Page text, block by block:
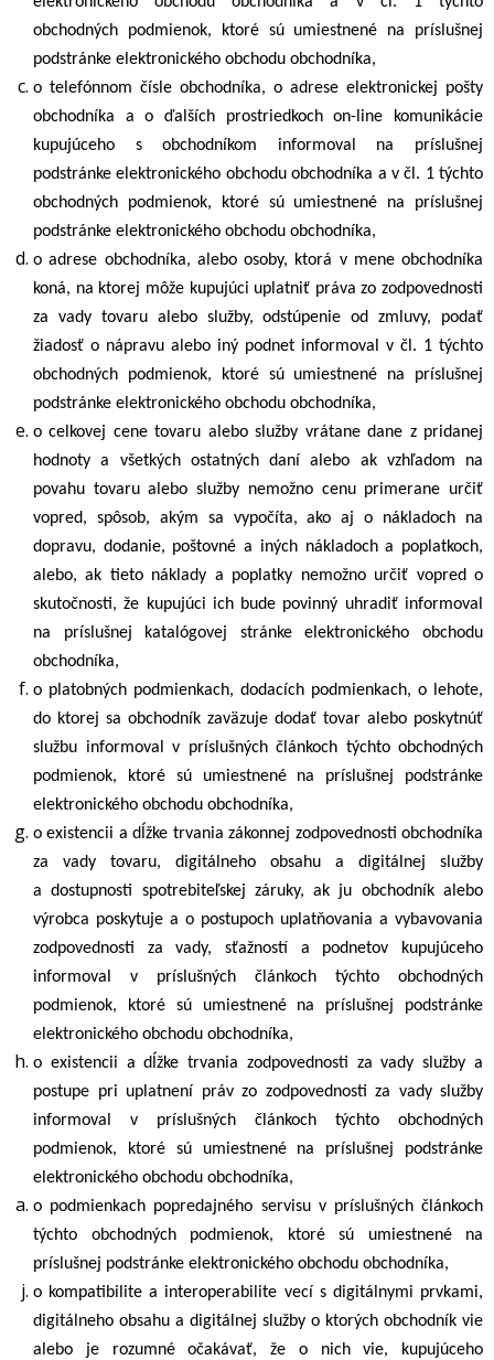
obchodných podmienok, ktoré sú umiestnené na príslušnej
podstránke elektronického obchodu obchodníka,
o telefónnom čísle obchodníka, o adrese elektronickej pošty
obchodníka a o ďalších prostriedkoch on-line komunikácie
kupujúceho s obchodníkom informoval na príslušnej
podstránke elektronického obchodu obchodníka a v čl. 1týchto
obchodných podmienok, ktoré sú umiestnené na príslušnej
podstránke elektronického obchodu obchodníka,
o adrese obchodníka, alebo osoby, ktorá v mene obchodníka
koná, na ktorej môže kupujúci uplatniť práva zo zodpovednosti
za vady tovaru alebo služby, odstúpenie od zmluvy, podať
žiadosť o nápravu alebo iný podnet informoval v čl. 1 týchto
obchodných podmienok, ktoré sú umiestnené na príslušnej
podstránke elektronického obchodu obchodníka,
o celkovej cene tovaru alebo služby vrátane dane z pridanej
hodnoty a všetkých ostatných daní alebo ak vzhľadom na
povahu tovaru alebo služby nemožno cenu primerane určiť
vopred, spôsob, akým sa vypočíta, ako aj o nákladoch na
dopravu, dodanie, poštovné a iných nákladoch a poplatkoch,
alebo, ak tieto náklady a poplatky nemožno určiť vopred o
skutočnosti, že kupujúci ich bude povinný uhradiť informoval
na príslušnej katalógovej stránke elektronického obchodu
obchodníka,
o platobných podmienkach, dodacích podmienkach, o lehote,
do ktorej sa obchodník zaväzuje dodať tovar alebo poskytnúť
službu informoval v príslušných článkoch týchto obchodných
podmienok, ktoré sú umiestnené na príslušnej podstránke
elektronického obchodu obchodníka,
o existencii a dĺžke trvania zákonnej zodpovednosti obchodníka
za vady tovaru, digitálneho obsahu a digitálnej služby
a dostupnosti spotrebiteľskej záruky, ak ju obchodník alebo
výrobca poskytuje a o postupoch uplatňovania a vybavovania
zodpovednosti za vady, sťažností a podnetov kupujúceho
informoval v príslušných článkoch týchto obchodných
podmienok, ktoré sú umiestnené na príslušnej podstránke
elektronického obchodu obchodníka,
o existencii a dĺžke trvania zodpovednosti za vady služby a
postupe pri uplatnení práv zo zodpovednosti za vady služby
informoval v príslušných článkoch týchto obchodných
podmienok, ktoré sú umiestnené na príslušnej podstránke
elektronického obchodu obchodníka,
o podmienkach popredajného servisu v príslušných článkoch
týchto obchodných podmienok, ktoré sú umiestnené na
príslušnej podstránke elektronického obchodu obchodníka,
o kompatibilite a interoperabilite vecí s digitálnymi prvkami,
digitálneho obsahu a digitálnej služby o ktorých obchodník vie
alebo je rozumné očakávať, že o nich vie, kupujúceho